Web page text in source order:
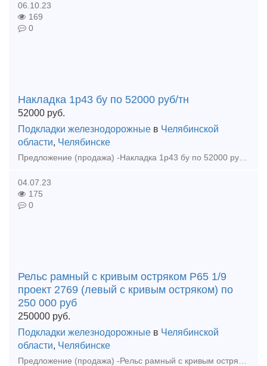
06.10.23
169
0
Накладка 1р43 бу по 52000 руб/тн
52000 руб.
Подкладки железнодорожные в Челябинской
области, Челябинске
Предложение (продажа) -Накладка 1р43 бу по 52000 руб/тн - Накладка 2Р65 б/у ГОСТ 33184-2014 по 47000 р/т - Накладка 1Р65 б/у ГОСТ 33184-2014 по 47000 р/т
04.07.23
175
0
Рельс рамный с кривым остряком Р65 1/9
проект 2769 (левый с кривым остряком) по
250 000 руб
250000 руб.
Подкладки железнодорожные в Челябинской
области, Челябинске
Предложение (продажа) -Рельс рамный с кривым остряком Р65 1/9 проект 2769 (левый с кривым остряком) по 250 000 руб - Ремкомплект Р50 1/6 резерв по 145 000 руб